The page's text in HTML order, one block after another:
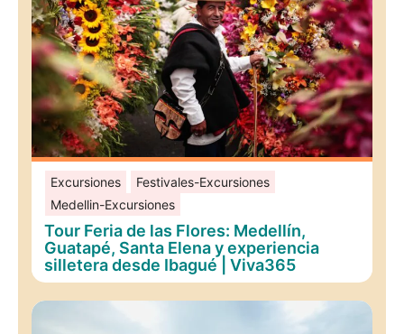
Excursiones
Festivales-Excursiones
Medellin-Excursiones
Tour Feria de las Flores: Medellín,
Guatapé, Santa Elena y experiencia
silletera desde Ibagué | Viva365